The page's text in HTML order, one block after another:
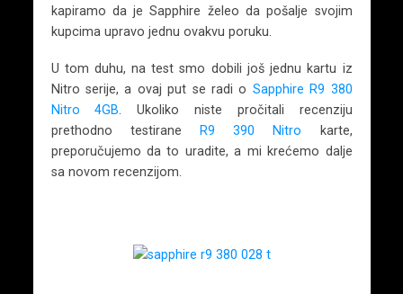
kapiramo da je Sapphire želeo da pošalje svojim
kupcima upravo jednu ovakvu poruku.
U tom duhu, na test smo dobili još jednu kartu iz
Nitro serije, a ovaj put se radi o Sapphire R9 380
Nitro 4GB. Ukoliko niste pročitali recenziju
prethodno testirane
R9 390 Nitro karte,
preporučujemo da to uradite, a mi krećemo dalje
sa novom recenzijom.